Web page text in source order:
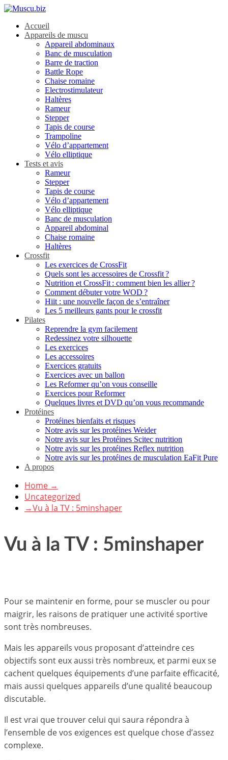
Accueil
Appareils de muscu
Appareil abdominaux
Banc de musculation
Barre de traction
Battle Rope
Chaise romaine
Electrostimulateur
Haltères
Rameur
Stepper
Tapis de course
Trampoline
Vélo d’appartement
Vélo elliptique
Tests et avis
Rameur
Stepper
Tapis de course
Vélo d’appartement
Vélo elliptique
Banc de musculation
Appareil abdominal
Chaise romaine
Haltères
Crossfit
Les exercices de CrossFit
Quels sont les accessoires de Crossfit ?
Nutrition et CrossFit : comment bien les allier ?
Comment débuter votre WOD ?
Hiit : une nouvelle façon de s’entraîner
Les 5 meilleurs gants pour le crossfit
Pilates
Reprendre la gym facilement
Redessinez votre silhouette
Les exercices
Les accessoires
Exercices gratuits
Exercices avec un ballon
Les Reformer qu’on vous conseille
Exercices pour Reformer
Quelques livres et DVD qu’on vous recommande
Protéines
Protéines bienfaits et risques
Notre avis sur les protéines Weider
Notre avis sur les Protéines Scitec nutrition
Notre avis sur les protéines Reflex nutrition
Notre avis sur les protéines de musculation EaFit Pure
A propos
Home →
Uncategorized
→Vu à la TV : 5minshaper
Vu à la TV : 5minshaper
Pour se maintenir en forme, pour se muscler ou pour
maigrir, les raisons de pratiquer une activité sportive
sont très nombreuses.
Mais les appareils vous proposant d’atteindre ces
objectifs sont eux aussi très nombreux, et parmi eux se
cachent quelques équipements d’une parfaite efficacité,
mais aussi quelques appareils d’une qualité beaucoup
discutable.
Il est vrai que trouver celui qui saura répondra à
l’ensemble de vos exigences est quelque chose d’assez
complexe.